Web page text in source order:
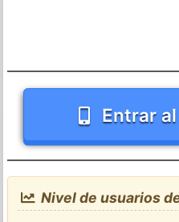
Entrar
Nivel de usuarios